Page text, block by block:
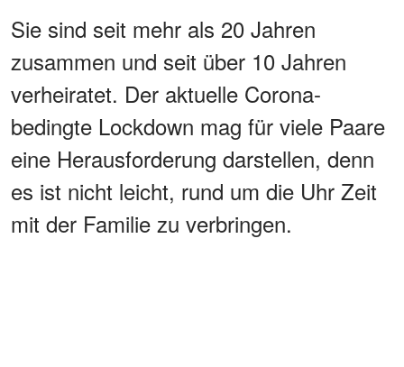
Sie sind seit mehr als 20 Jahren
zusammen und seit über 10 Jahren
verheiratet. Der aktuelle Corona-
bedingte Lockdown mag für viele Paare
eine Herausforderung darstellen, denn
es ist nicht leicht, rund um die Uhr Zeit
mit der Familie zu verbringen.